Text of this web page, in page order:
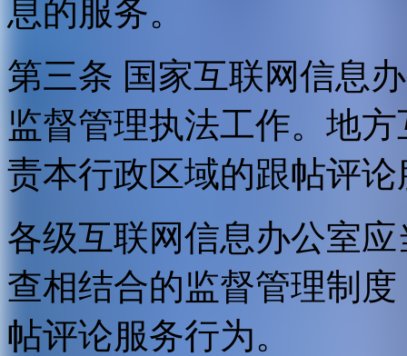
息的服务。
第三条 国家互联网信息
监督管理执法工作。地
责本行政区域的跟帖评
各级互联网信息办公室
查相结合的监督管理制
帖评论服务行为。